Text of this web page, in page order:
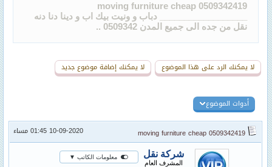
moving furniture cheap 0509342419
__________________ دباب و ونيت بيك اب و دينا دنا دنه
نقل من جده الى جميع المدن 0509342 ..
لا يمكنك الرد على هذا الموضوع لا يمكنك إضافة موضوع جديد
أدوات الموضوع
moving furniture cheap 0509342419 10-09-2020 01:45 مساء
شركة نقل
المشرف العام
معلومات الكاتب ▼